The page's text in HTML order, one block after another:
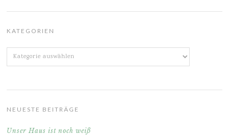
KATEGORIEN
Kategorien
NEUESTE BEITRÄGE
Unser Haus ist noch weiß